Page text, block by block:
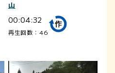
山
00:04:32
再生回数：46